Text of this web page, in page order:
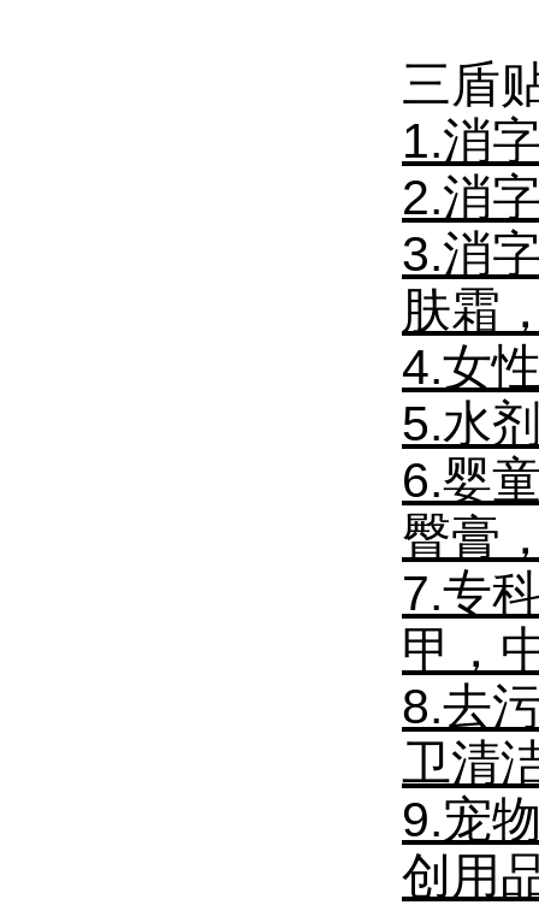
三盾
1.消
2.消
3.消
肤霜
4.女
5.水
6.婴
臀膏
7.专
甲，
8.去
卫清
9.宠
创用